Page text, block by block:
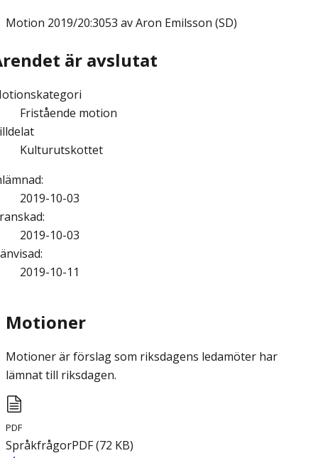
Motion 2019/20:3053 av Aron Emilsson (SD)
är avslutat
Fristående motion
Kulturutskottet
:
2019-10-03
:
2019-10-03
:
2019-10-11
Motioner
Motioner är förslag som riksdagens ledamöter har
lämnat till riksdagen.
PDF
SpråkfrågorPDF(72 KB)